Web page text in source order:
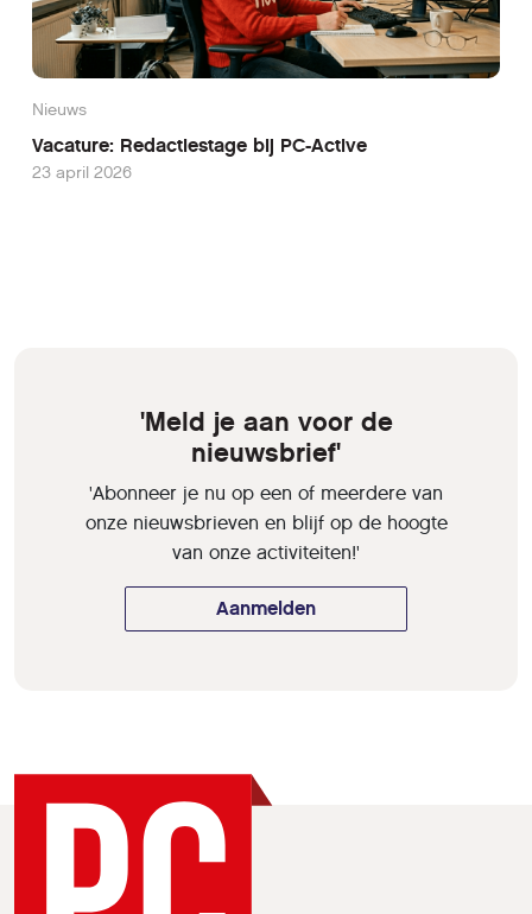
Nieuws
Vacature: Redactiestage bij PC-Active
23 april 2026
'Meld je aan voor de
nieuwsbrief'
'Abonneer je nu op een of meerdere van
onze nieuwsbrieven en blijf op de hoogte
van onze activiteiten!'
Aanmelden